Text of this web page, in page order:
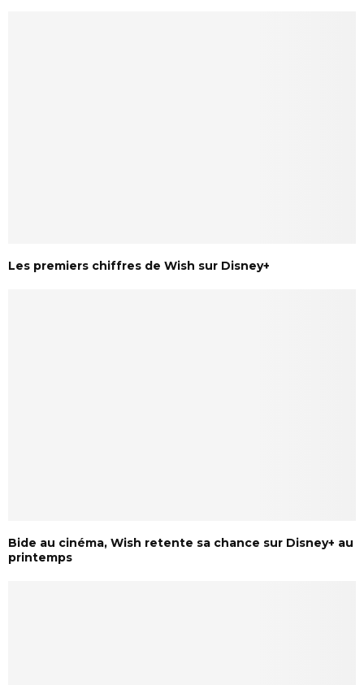
Les premiers chiffres de Wish sur Disney+
Bide au cinéma, Wish retente sa chance sur Disney+ au
printemps